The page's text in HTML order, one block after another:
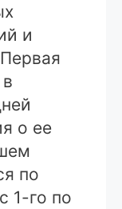
и
о ее
по
1-го по